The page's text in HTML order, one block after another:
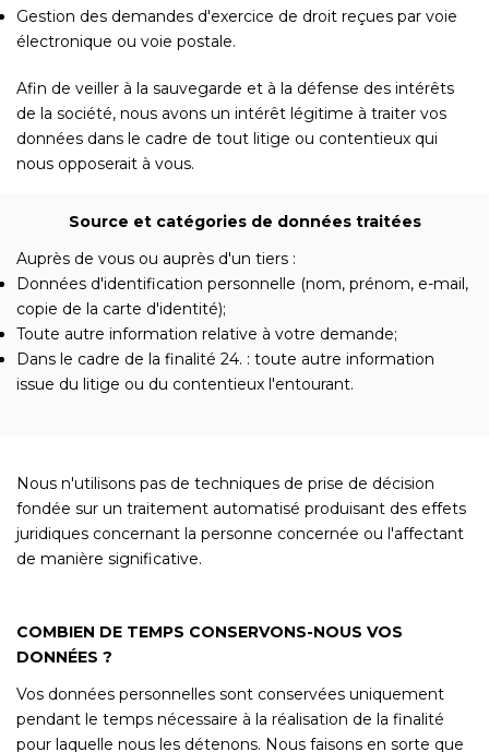
Gestion des demandes d'exercice de droit reçues par voie
électronique ou voie postale.
Afin de veiller à la sauvegarde et à la défense des intérêts
de la société, nous avons un intérêt légitime à traiter vos
données dans le cadre de tout litige ou contentieux qui
nous opposerait à vous.
Source et catégories de données traitées
Auprès de vous ou auprès d'un tiers :
Données d'identification personnelle (nom, prénom, e-mail,
copie de la carte d'identité);
Toute autre information relative à votre demande;
Dans le cadre de la finalité 24. : toute autre information
issue du litige ou du contentieux l'entourant.
Nous n'utilisons pas de techniques de prise de décision
fondée sur un traitement automatisé produisant des effets
juridiques concernant la personne concernée ou l'affectant
de manière significative.
COMBIEN DE TEMPS CONSERVONS-NOUS VOS
DONNÉES ?
Vos données personnelles sont conservées uniquement
pendant le temps nécessaire à la réalisation de la finalité
pour laquelle nous les détenons. Nous faisons en sorte que